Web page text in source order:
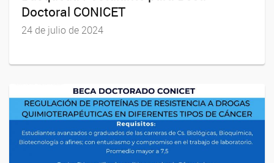
Doctoral CONICET
24 de julio de 2024